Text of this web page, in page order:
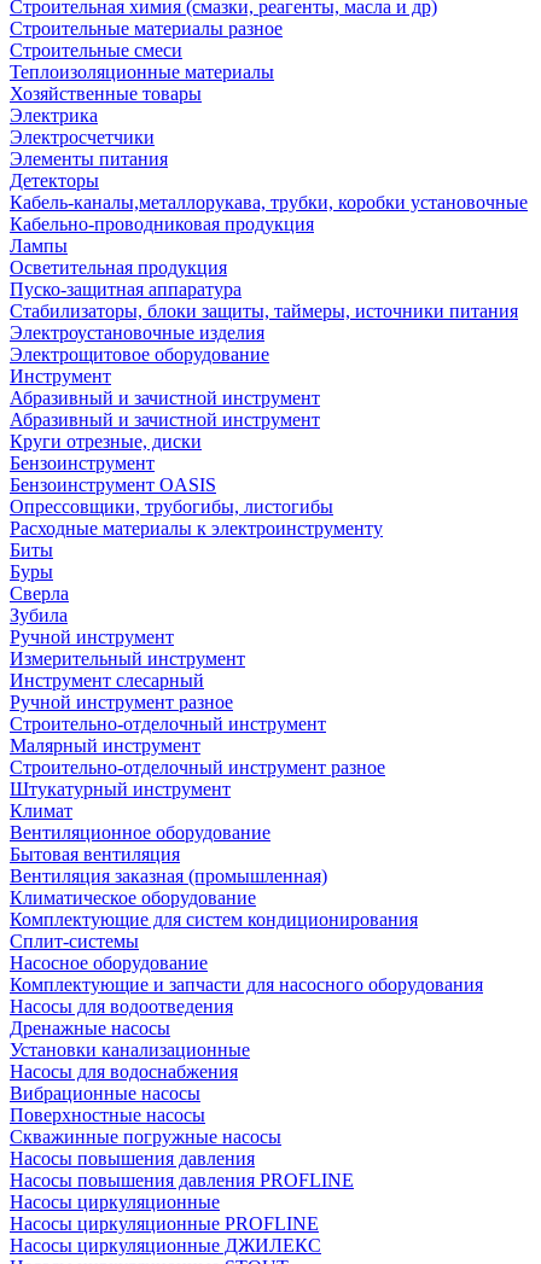
Строительная химия (смазки, реагенты, масла и др)
Строительные материалы разное
Строительные смеси
Теплоизоляционные материалы
Хозяйственные товары
Электрика
Электросчетчики
Элементы питания
Детекторы
Кабель-каналы,металлорукава, трубки, коробки установочные
Кабельно-проводниковая продукция
Лампы
Осветительная продукция
Пуско-защитная аппаратура
Стабилизаторы, блоки защиты, таймеры, источники питания
Электроустановочные изделия
Электрощитовое оборудование
Инструмент
Абразивный и зачистной инструмент
Абразивный и зачистной инструмент
Круги отрезные, диски
Бензоинструмент
Бензоинструмент OASIS
Опрессовщики, трубогибы, листогибы
Расходные материалы к электроинструменту
Биты
Буры
Сверла
Зубила
Ручной инструмент
Измерительный инструмент
Инструмент слесарный
Ручной инструмент разное
Строительно-отделочный инструмент
Малярный инструмент
Строительно-отделочный инструмент разное
Штукатурный инструмент
Климат
Вентиляционное оборудование
Бытовая вентиляция
Вентиляция заказная (промышленная)
Климатическое оборудование
Комплектующие для систем кондиционирования
Сплит-системы
Насосное оборудование
Комплектующие и запчасти для насосного оборудования
Насосы для водоотведения
Дренажные насосы
Установки канализационные
Насосы для водоснабжения
Вибрационные насосы
Поверхностные насосы
Скважинные погружные насосы
Насосы повышения давления
Насосы повышения давления PROFLINE
Насосы циркуляционные
Насосы циркуляционные PROFLINE
Насосы циркуляционные ДЖИЛЕКС